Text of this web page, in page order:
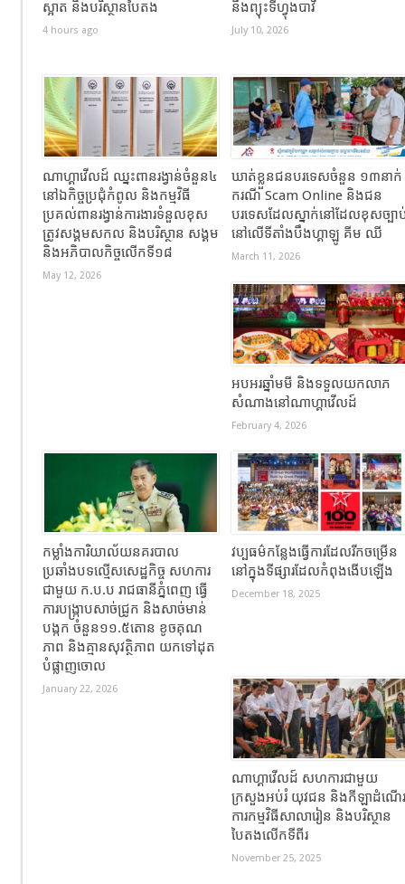
ស្អាត និងបរិស្ថានបៃតង
4 hours ago
នឹងព្យុះទីហ្វុងបាវី
July 10, 2026
ណាហ្គាវើលដ៍ ឈ្នះពានរង្វាន់ចំនួន៤
នៅឯកិច្ចប្រជុំកំពូល និងកម្មវិធី
ប្រគល់ពានរង្វាន់ការងារទំនួលខុស
ត្រូវសង្គមសកល និងបរិស្ថាន សង្គម
និងអភិបាលកិច្ចលើកទី១៨
May 12, 2026
ឃាត់ខ្លួនជនបរទេសចំនួន ១៣នាក់
ករណី Scam Online និងជន
បរទេសដែលស្នាក់នៅដែលខុសច្បា
នៅលើទីតាំងបឹងហ្គាឡូ គីម ឈី
March 11, 2026
អបអរឆ្នាំមមី និងទទួលយកលាភ
សំណាងនៅណាហ្គាវើលដ៍
February 4, 2026
កម្លាំងការិយាល័យនគរបាល
ប្រឆាំងបទល្មើសសេដ្ឋកិច្ច សហការ
ជាមួយ ក.ប.ប រាជធានីភ្នំពេញ ធ្វើ
ការបង្ក្រាបសាច់ជ្រូក និងសាច់មាន់
បង្កក ចំនួន១១.៥តោន ខូចគុណ
ភាព និងគ្មានសុវត្ថិភាព យកទៅដុត
បំផ្លាញចោល
January 22, 2026
វប្បធម៌កន្លែងធ្វើការដែលរីកចម្រើន
នៅក្នុងទីផ្សារដែលកំពុងងើបឡើង
December 18, 2025
ណាហ្គាវើលដ៍ សហការជាមួយ
ក្រសួងអប់រំ យុវជន និងកីឡាដំណើរ
ការកម្មវិធីសាលារៀន និងបរិស្ថាន
បៃតងលើកទីពីរ
November 25, 2025